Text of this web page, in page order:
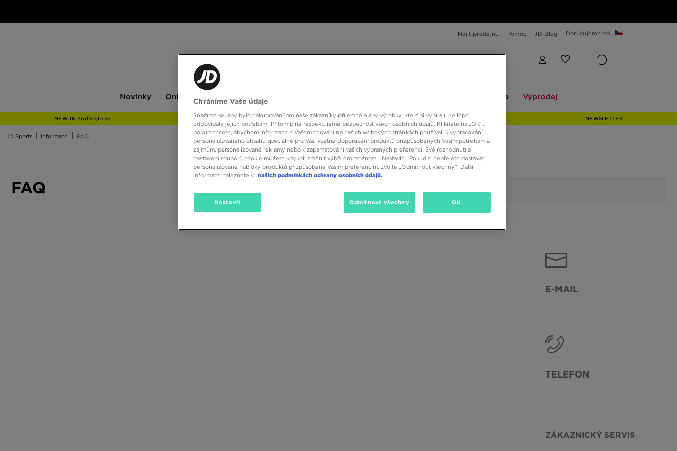
Najít prodejnu Pomoc JD Blog Doručujeme do...
Novinky
JD
Only at JD
Pánské
Pánské Dámské Explore Výprodej
NEW IN Podívejte se BESTSELLERS NEWSLETTER
JD Sports Informace FAQ
FAQ
E-MAIL
TELEFON
ZÁKAZNICKÝ SERVIS
Chráníme Vaše údaje
Snažíme se, aby bylo nakupování pro naše zákazníky příjemné a aby výrobky, které si vybírají, nejlépe
odpovídaly jejich potřebám. Přitom plně respektujeme bezpečnost všech osobních údajů. Klikněte na „OK“,
pokud chcete, abychom informace o Vašem chování na našich webových stránkách používali k vypracování
personalizovaného obsahu speciálně pro Vás, včetně doporučení produktů přizpůsobených Vašim potřebám a
zájmům, personalizované reklamy nebo k zapamatování vašich vybraných preferencí. Své rozhodnutí a
nastavení souborů cookie můžete kdykoli změnit výběrem možnosti „Nastavit“. Pokud si nepřejete dostávat
personalizované nabídky produktů přizpůsobené Vašim preferencím, zvolte „Odmítnout všechny“. Další
informace naleznete v našich podmínkách ochrany osobních údajů.
Nastavit Odmítnout všechny OK